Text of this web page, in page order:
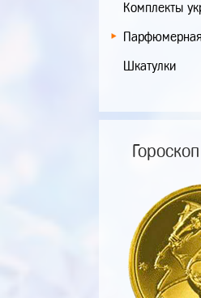
Комплекты
Шкатулки